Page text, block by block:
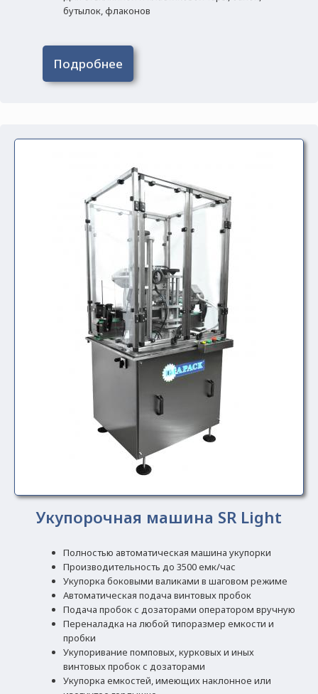
бутылок, флаконов
Подробнее
Укупорочная машина SR Light
Полностью автоматическая машина укупорки
Производительность до 3500 емк/час
Укупорка боковыми валиками в шаговом режиме
Автоматическая подача винтовых пробок
Подача пробок с дозаторами оператором вручную
Переналадка на любой типоразмер емкости и
пробки
Укупоривание помповых, курковых и иных
винтовых пробок с дозаторами
Укупорка емкостей, имеющих наклонное или